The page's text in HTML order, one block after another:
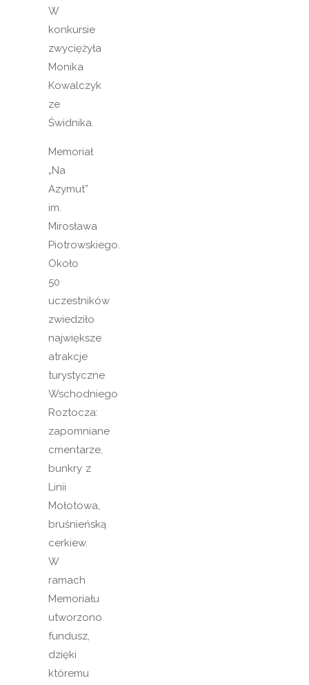
W
konkursie
zwyciężyła
Monika
Kowalczyk
ze
Świdnika.
Memoriał
„Na
Azymut”
im.
Mirosława
Piotrowskiego.
Około
50
uczestników
zwiedziło
największe
atrakcje
turystyczne
Wschodniego
Roztocza:
zapomniane
cmentarze,
bunkry z
Linii
Mołotowa,
bruśnieńską
cerkiew.
W
ramach
Memoriału
utworzono
fundusz,
dzięki
któremu